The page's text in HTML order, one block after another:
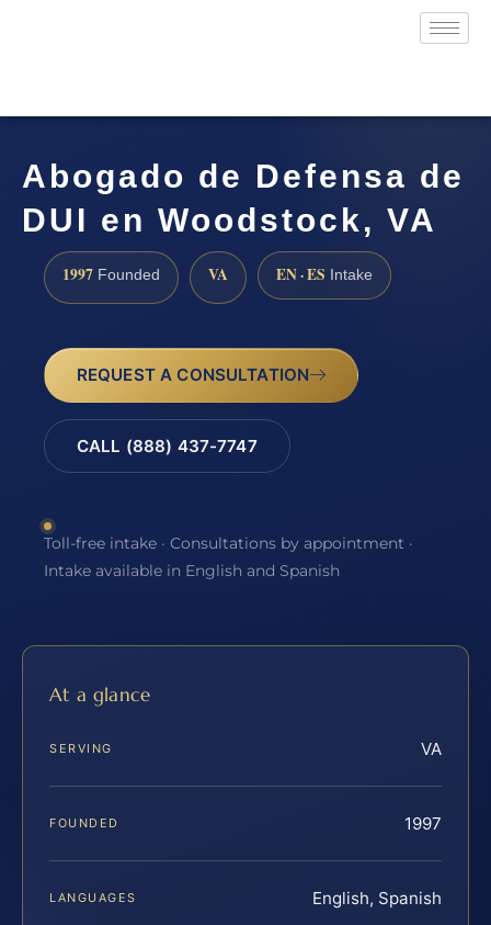
Abogado de Defensa de
DUI en Woodstock, VA
1997 Founded VA EN · ES Intake
REQUEST A CONSULTATION
CALL (888) 437-7747
Toll-free intake · Consultations by appointment ·
Intake available in English and Spanish
At a glance
SERVING VA
FOUNDED 1997
LANGUAGES English, Spanish